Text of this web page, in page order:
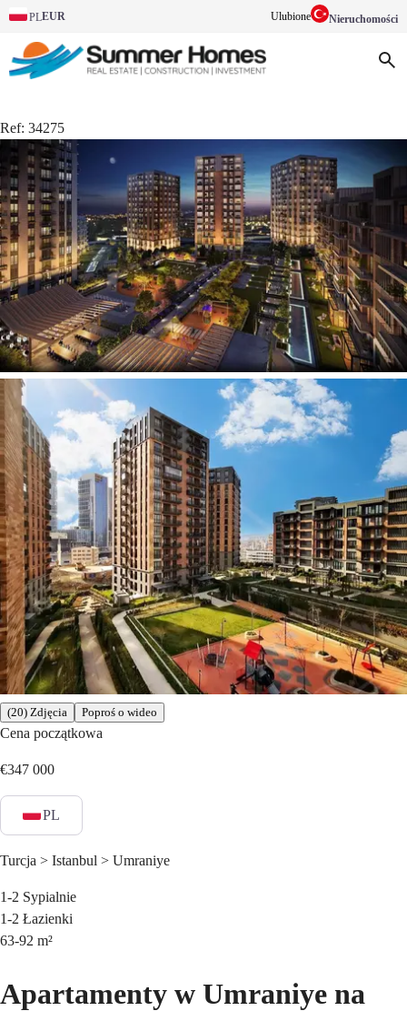
PLEUR Ulubione Nieruchomości
Ref: 34275
(20) Zdjęcia Poproś o wideo
Cena początkowa
€347 000
PL
Turcja > Istanbul > Umraniye
1-2 Sypialnie
1-2 Łazienki
63-92 m²
Apartamenty w Umraniye na